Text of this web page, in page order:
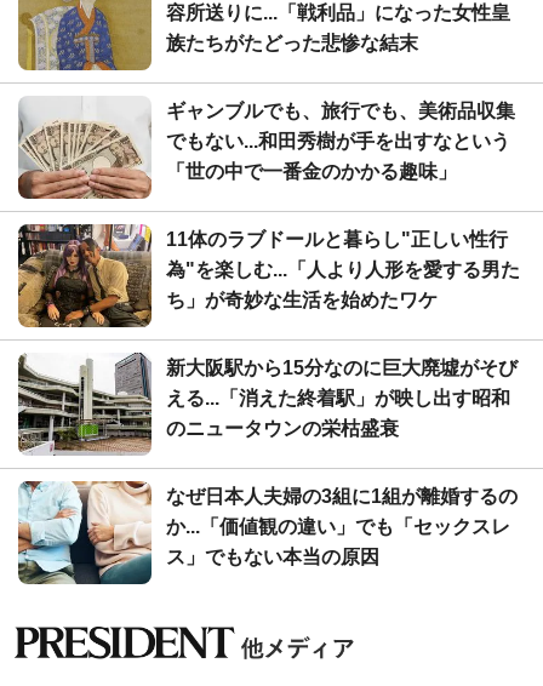
容所送りに...「戦利品」になった女性皇
族たちがたどった悲惨な結末
ギャンブルでも、旅行でも、美術品収集
でもない...和田秀樹が手を出すなという
「世の中で一番金のかかる趣味」
11体のラブドールと暮らし"正しい性行
為"を楽しむ...「人より人形を愛する男た
ち」が奇妙な生活を始めたワケ
新大阪駅から15分なのに巨大廃墟がそび
える...「消えた終着駅」が映し出す昭和
のニュータウンの栄枯盛衰
なぜ日本人夫婦の3組に1組が離婚するの
か...「価値観の違い」でも「セックスレ
ス」でもない本当の原因